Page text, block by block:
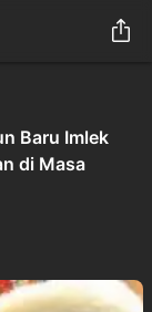
Baru Imlek
di Masa